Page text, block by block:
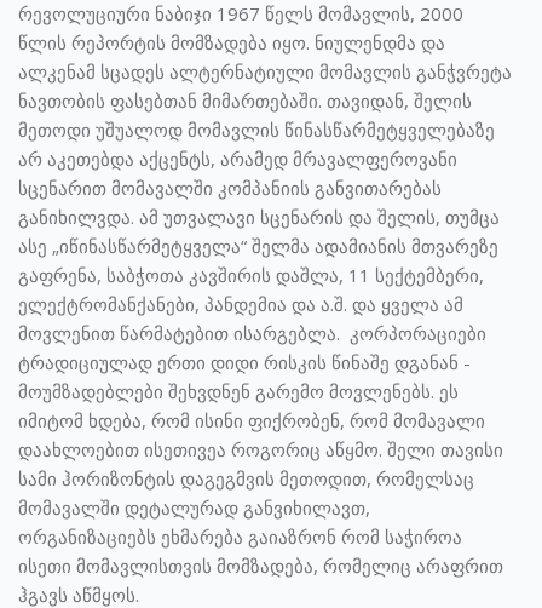
რევოლუციური ნაბიჯი 1967 წელს მომავლის, 2000
წლის რეპორტის მომზადება იყო. ნიულენდმა და
ალკენამ სცადეს ალტერნატიული მომავლის განჭვრეტა
ნავთობის ფასებთან მიმართებაში. თავიდან, შელის
მეთოდი უშუალოდ მომავლის წინასწარმეტყველებაზე
არ აკეთებდა აქცენტს, არამედ მრავალფეროვანი
სცენარით მომავალში კომპანიის განვითარებას
განიხილვდა. ამ უთვალავი სცენარის და შელის, თუმცა
ასე „იწინასწარმეტყველა“ შელმა ადამიანის მთვარეზე
გაფრენა, საბჭოთა კავშირის დაშლა, 11 სექტემბერი,
ელექტრომანქანები, პანდემია და ა.შ. და ყველა ამ
მოვლენით წარმატებით ისარგებლა. კორპორაციები
ტრადიციულად ერთი დიდი რისკის წინაშე დგანან -
მოუმზადებლები შეხვდნენ გარემო მოვლენებს. ეს
იმიტომ ხდება, რომ ისინი ფიქრობენ, რომ მომავალი
დაახლოებით ისეთივეა როგორიც აწყმო. შელი თავისი
სამი ჰორიზონტის დაგეგმვის მეთოდით, რომელსაც
მომავალში დეტალურად განვიხილავთ,
ორგანიზაციებს ეხმარება გაიაზრონ რომ საჭიროა
ისეთი მომავლისთვის მომზადება, რომელიც არაფრით
ჰგავს აწმყოს.